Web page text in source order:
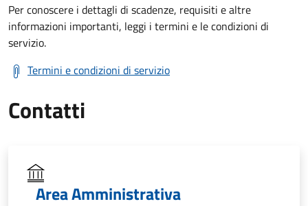
Per conoscere i dettagli di scadenze, requisiti e altre
informazioni importanti, leggi i termini e le condizioni di
servizio.
Termini e condizioni di servizio
Contatti
Area Amministrativa